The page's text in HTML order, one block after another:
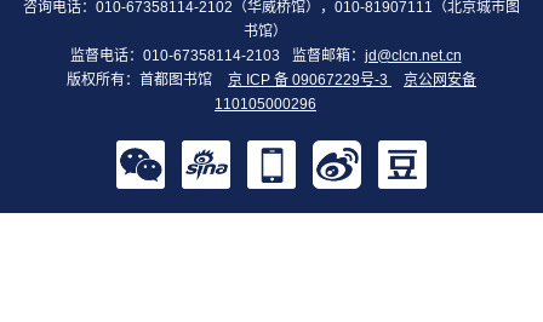
咨询电话：010-67358114-2102（华威桥馆），010-81907111（北京城市图
书馆）
监督电话：010-67358114-2103
监督邮箱： jd@clcn.net.cn
版权所有：首都图书馆
京 ICP 备 09067229号-3
京公网安备
110105000296